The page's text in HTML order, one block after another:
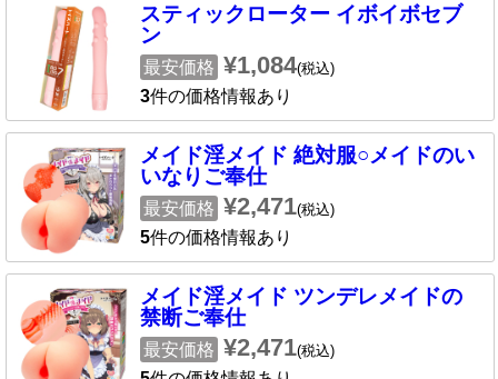
スティックローター イボイボセブ
ン
最安価格 ¥1,084(税込)
3件の価格情報あり
メイド淫メイド 絶対服○メイドのい
いなりご奉仕
最安価格 ¥2,471(税込)
5件の価格情報あり
メイド淫メイド ツンデレメイドの
禁断ご奉仕
最安価格 ¥2,471(税込)